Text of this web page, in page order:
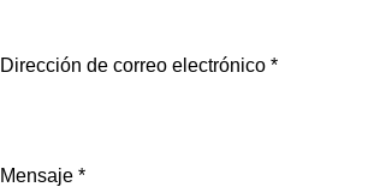
r
r
r
r
Dirección de correo electrónico *
Mensaje *